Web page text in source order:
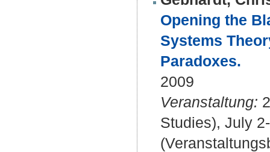
Opening the
Systems
Paradoxes.
2009
Veranstaltung:
Studies), July